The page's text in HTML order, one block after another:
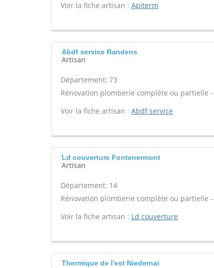
Voir la fiche artisan : Apiterm
Abdf service Randens
Artisan
Département: 73
Rénovation plomberie complète ou partielle -
Voir la fiche artisan : Abdf service
Ld couverture Fontenermont
Artisan
Département: 14
Rénovation plomberie complète ou partielle -
Voir la fiche artisan : Ld couverture
Thermique de l'est Niedernai